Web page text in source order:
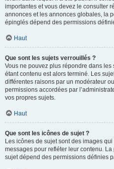
importantes et vous devez le consulter
annonces et les annonces globales, la
épinglés dépend des permissions
Haut
Que sont les sujets verrouillés ?
Vous ne pouvez plus répondre dans
étant contenu est alors terminé. Les
différentes raisons par un modérateur
permissions accordées par
vos propres sujets.
Haut
Que sont les icônes de sujet ?
Les icônes de sujet sont des images
messages pour refléter leur contenu.
sujet dépend des permissions définies